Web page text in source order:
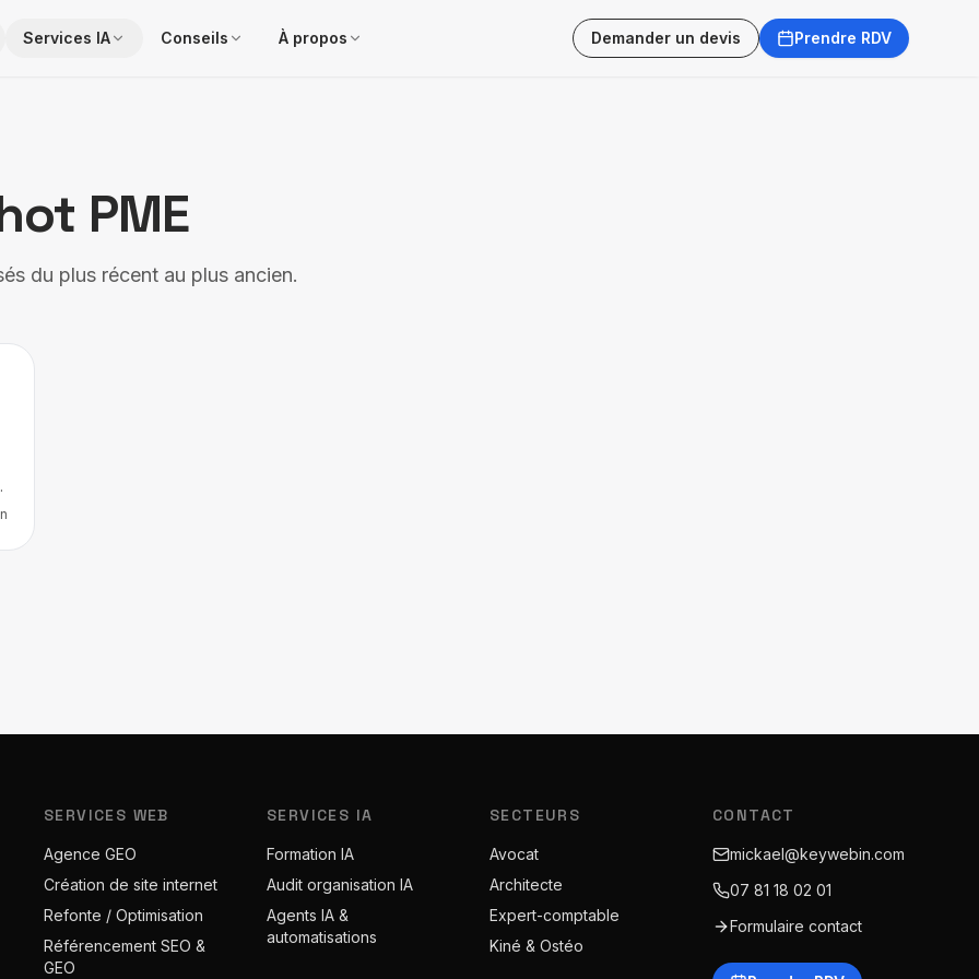
Services IA Conseils À propos Demander un devis Prendre RDV
PME
du plus récent au plus ancien.
SERVICES WEB
Agence GEO
Création de site internet
Refonte / Optimisation
Référencement SEO &
GEO
SERVICES IA
Formation IA
Audit organisation IA
Agents IA &
automatisations
SECTEURS
Avocat
Architecte
Expert-comptable
Kiné & Ostéo
CONTACT
mickael@keywebin.com
07 81 18 02 01
Formulaire contact